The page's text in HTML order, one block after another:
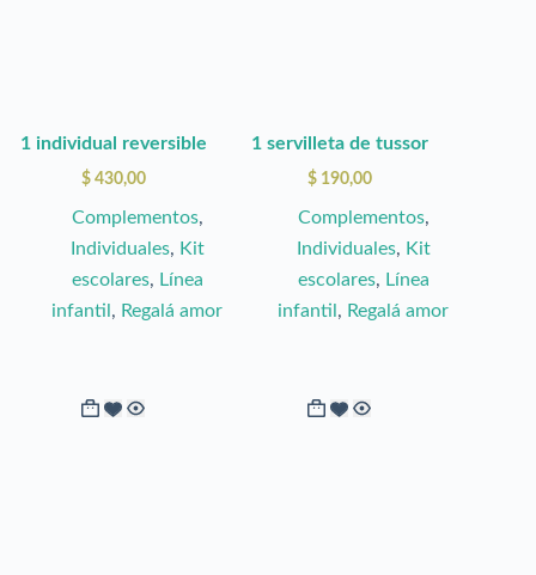
1 individual reversible
$430,00
Complementos,
Individuales, Kit
escolares, Línea
infantil , Regalá amor
1 servilleta de tussor
$190,00
Complementos,
Individuales, Kit
escolares, Línea
infantil , Regalá amor
Este